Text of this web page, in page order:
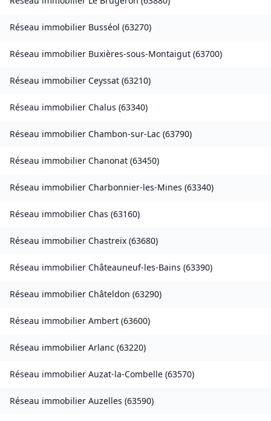
Réseau immobilier Busséol (63270)
Réseau immobilier Buxières-sous-Montaigut (63700)
Réseau immobilier Ceyssat (63210)
Réseau immobilier Chalus (63340)
Réseau immobilier Chambon-sur-Lac (63790)
Réseau immobilier Chanonat (63450)
Réseau immobilier Charbonnier-les-Mines (63340)
Réseau immobilier Chas (63160)
Réseau immobilier Chastreix (63680)
Réseau immobilier Châteauneuf-les-Bains (63390)
Réseau immobilier Châteldon (63290)
Réseau immobilier Ambert (63600)
Réseau immobilier Arlanc (63220)
Réseau immobilier Auzat-la-Combelle (63570)
Réseau immobilier Auzelles (63590)